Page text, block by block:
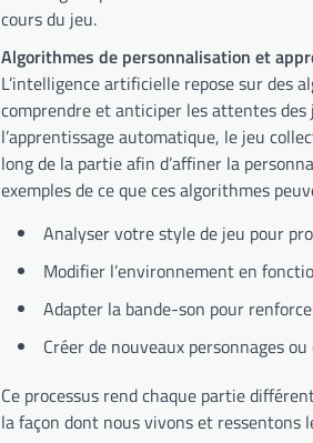
cours du jeu.
Algorithmes de personnalisation et
L’intelligence artificielle repose sur des
comprendre et anticiper les attentes des
l’apprentissage automatique, le jeu
long de la partie afin d’affiner la
exemples de ce que ces algorithmes
Analyser votre style de jeu pour
Modifier l’environnement en
Adapter la bande-son pour
Créer de nouveaux personnages
Ce processus rend chaque partie
la façon dont nous vivons et